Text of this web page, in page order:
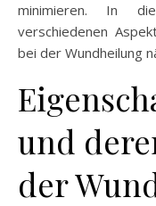
minimieren. In
verschiedenen
bei der Wundheilung
und
der